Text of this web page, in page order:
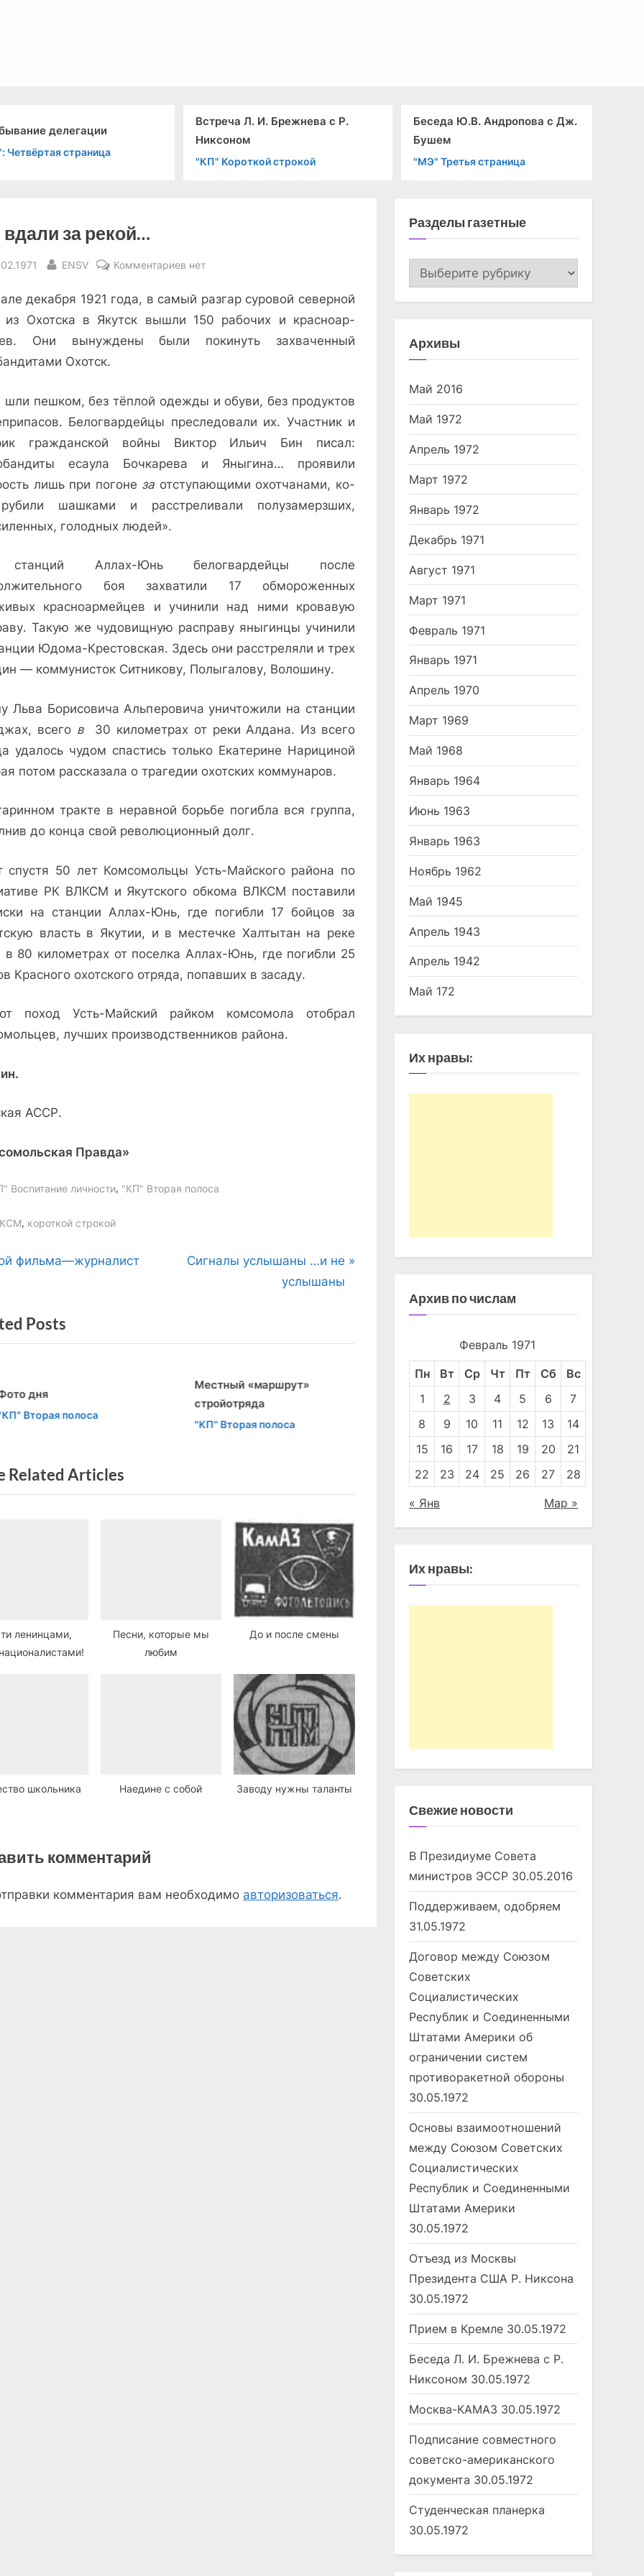
Встреча Л. И. Брежнева с Р.
"КП" Короткой строкой
Беседа Ю.В. Андропова с Дж.
"МЭ" Третья страница
К делу!
за рекой…
By
ENSV Комментариев к
Там
вдали
за
нет
декабря 1921 года, в самый разгар суровой северной
из Охотска в Якутск вышли 150 рабочих и красноар­
Они вынуждены были покинуть захваченный
Охотск.
пешком, без тёплой одежды и обуви, без продуктов
Белогвардейцы преследовали их. Участник и
гражданской войны Виктор Ильич Бин писал:
есаула Бочкарева и Яныгина… проявили
лишь при погоне за отступающими охотчанами, ко­
шашками и расстреливали полузамерзших,
голодных лю­дей».
Аллах-Юнь белогвардейцы после
боя захватили 17 обмороженных
красноармейцев и учинили над ними кровавую
Такую же чудовищную расправу яныгинцы учинили
Юдома-Крестовская. Здесь они расстреляли и трех
— коммунисток Ситникову, Полыгалову, Во­лошину.
Льва Борисовича Альперовича уничтожили на станции
всего в 30 километрах от реки Алдана. Из всего
удалось чудом спастись только Ека­терине Нарициной
потом расска­зала о трагедии охотских коммунаров.
тракте в неравной борьбе погибла вся группа,
до конца свой революционный долг.
спустя 50 лет Комсомольцы Усть-Майского района по
РК ВЛКСМ и Якутского обкома ВЛКСМ поста­вили
на станции Аллах-Юнь, где погибли 17 бойцов за
власть в Якутии, и в местечке Халтытан на реке
в 80 километрах от поселка Аллах-Юнь, где погибли 25
Красного охотского отряда, попавших в засаду.
поход Усть-Майский райком ком­сомола отобрал
лучших производственников района.
АССР.
Правда»
Воспитание личности, "КП" Вторая полоса
, короткой строкой
фильма—журналист
N
P
Сигналы услышаны …и не
услышаны
Posts
дня
Вторая полоса
Местный «маршрут»
стройотряда
"КП" Вторая полоса
Фотоконкурс «Родина моя»
"КП" Вторая полоса
Related Articles
ленинцами,
Песни, которые мы
любим
До и после смены
школьника Наедине с собой Заводу нужны таланты
комментарий
комментария вам необходимо авторизоваться.
Разделы газетные
Разделы
газетные
Архивы
Май 2016
Май 1972
Апрель 1972
Март 1972
Январь 1972
Декабрь 1971
Август 1971
Март 1971
Февраль 1971
Январь 1971
Апрель 1970
Март 1969
Май 1968
Январь 1964
Июнь 1963
Январь 1963
Ноябрь 1962
Май 1945
Апрель 1943
Апрель 1942
Май 172
Их нравы:
Архив по числам
Февраль 1971
Пн Вт Ср Чт Пт Сб
Вс
1
2 3 4 5 6
7
8
9 10 11 12 13
14
15
16 17 18 19 20
21
22
23 24 25 26 27 28
« Янв Мар »
Их нравы:
Свежие новости
В Президиуме Совета
министров ЭССР 30.05.2016
Поддерживаем, одобряем
31.05.1972
Договор между Союзом
Советских
Социалистических
Республик и Соединенными
Штатами Америки об
ограничении систем
противоракетной обороны
30.05.1972
Основы взаимоотношений
между Союзом Советских
Социалистических
Республик и Соединенными
Штатами Америки
30.05.1972
Отъезд из Москвы
Президента США Р. Никсона
30.05.1972
Прием в Кремле 30.05.1972
Беседа Л. И. Брежнева с Р.
Никсоном 30.05.1972
Москва-КАМАЗ 30.05.1972
Подписание совместного
советско-американского
документа 30.05.1972
Студенческая планерка
30.05.1972